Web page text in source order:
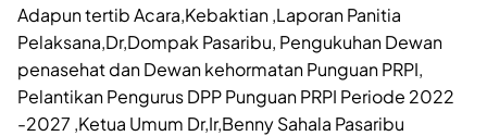
Adapun tertib Acara,Kebaktian ,Laporan Panitia
Pelaksana,Dr,Dompak Pasaribu, Pengukuhan Dewan
penasehat dan Dewan kehormatan Punguan PRPI,
Pelantikan Pengurus DPP Punguan PRPI Periode 2022
-2027 ,Ketua Umum Dr,Ir,Benny Sahala Pasaribu